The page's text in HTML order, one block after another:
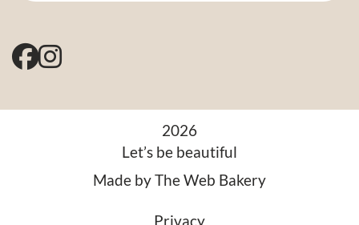
2026
Let’s be beautiful
Made byThe Web Bakery
Privacy